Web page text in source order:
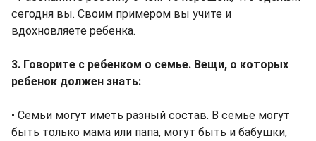
сегодня вы. Своим примером вы учите и
вдохновляете ребенка.
3. Говорите с ребенком о семье. Вещи, о которых
ребенок должен знать:
• Семьи могут иметь разный состав. В семье могут
быть только мама или папа, могут быть и бабушки,